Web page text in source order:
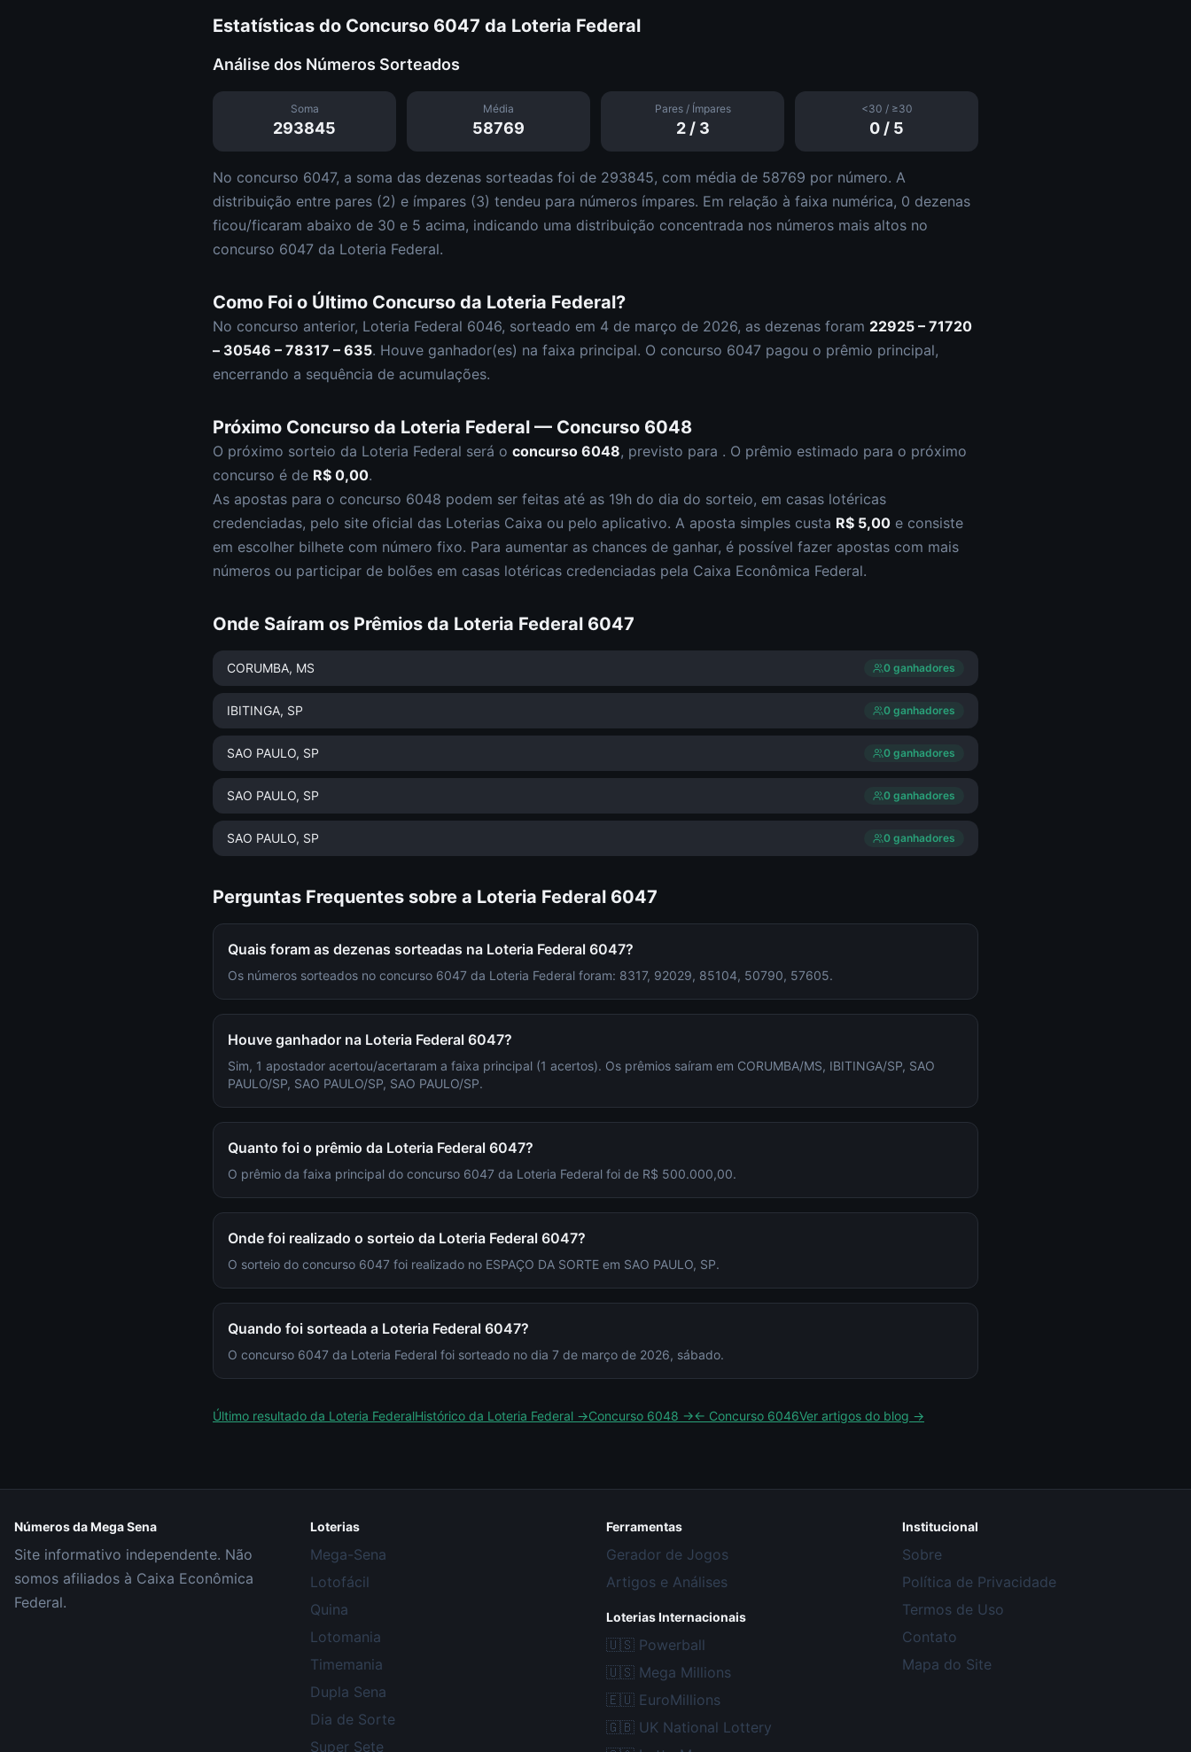
Estatísticas do Concurso 6047 da Loteria Federal
Análise dos Números Sorteados
Soma
293845
Média
58769
Pares / Ímpares
2/ 3
<30 / ≥30
0 / 5
No concurso 6047, a soma das dezenas sorteadas foi de 293845, com média de 58769 por número. A
distribuição entre pares (2) e ímpares (3) tendeu para números ímpares. Em relação à faixa numérica, 0 dezenas
ficou/ficaram abaixo de 30 e 5 acima, indicando uma distribuição concentrada nos números mais altos no
concurso 6047 da Loteria Federal.
Como Foi o Último Concurso da Loteria Federal?
No concurso anterior, Loteria Federal 6046, sorteado em 4 de março de 2026, as dezenas foram 22925 – 71720
– 30546 – 78317 – 635. Houve ganhador(es) na faixa principal. O concurso 6047 pagou o prêmio principal,
encerrando a sequência de acumulações.
Próximo Concurso da Loteria Federal — Concurso 6048
O próximo sorteio da Loteria Federal será o concurso 6048, previsto para . O prêmio estimado para o próximo
concurso é de R$ 0,00.
As apostas para o concurso 6048 podem ser feitas até as 19h do dia do sorteio, em casas lotéricas
credenciadas, pelo site oficial das Loterias Caixa ou pelo aplicativo. A aposta simples custa R$ 5,00 e consiste
em escolher bilhete com número fixo. Para aumentar as chances de ganhar, é possível fazer apostas com mais
números ou participar de bolões em casas lotéricas credenciadas pela Caixa Econômica Federal.
Onde Saíram os Prêmios da Loteria Federal 6047
CORUMBA, MS 0 ganhadores
IBITINGA, SP 0 ganhadores
SAO PAULO, SP 0 ganhadores
SAO PAULO, SP 0 ganhadores
SAO PAULO, SP 0 ganhadores
Perguntas Frequentes sobre a Loteria Federal 6047
Quais foram as dezenas sorteadas na Loteria Federal 6047?
Os números sorteados no concurso 6047 da Loteria Federal foram: 8317, 92029, 85104, 50790, 57605.
Houve ganhador na Loteria Federal 6047?
Sim, 1 apostador acertou/acertaram a faixa principal (1 acertos). Os prêmios saíram em CORUMBA/MS, IBITINGA/SP, SAO
PAULO/SP, SAO PAULO/SP, SAO PAULO/SP.
Quanto foi o prêmio da Loteria Federal 6047?
O prêmio da faixa principal do concurso 6047 da Loteria Federal foi de R$ 500.000,00.
Onde foi realizado o sorteio da Loteria Federal 6047?
O sorteio do concurso 6047 foi realizado no ESPAÇO DA SORTE em SAO PAULO, SP.
Quando foi sorteada a Loteria Federal 6047?
O concurso 6047 da Loteria Federal foi sorteado no dia 7 de março de 2026, sábado.
Último resultado da Loteria FederalHistórico da Loteria Federal →Concurso 6048 →← Concurso 6046Ver artigos do blog →
Números da Mega Sena
Site informativo independente. Não
somos afiliados à Caixa Econômica
Federal.
Loterias
Mega-Sena
Lotofácil
Quina
Lotomania
Timemania
Dupla Sena
Dia de Sorte
Super Sete
Ferramentas
Gerador de Jogos
Artigos e Análises
Loterias Internacionais
🇺🇸 Powerball
🇺🇸 Mega Millions
🇪🇺 EuroMillions
🇬🇧 UK National Lottery
Institucional
Sobre
Política de Privacidade
Termos de Uso
Contato
Mapa do Site